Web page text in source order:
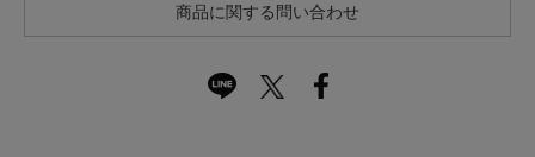
商品に関する問い合わせ